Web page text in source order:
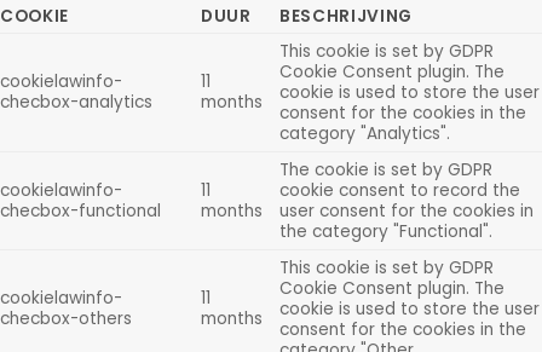
COOKIE DUUR BESCHRIJVING
cookielawinfo-
checbox-analytics
11
months
This cookie is set by GDPR
Cookie Consent plugin. The
cookie is used to store the user
consent for the cookies in the
category "Analytics".
cookielawinfo-
checbox-functional
11
months
The cookie is set by GDPR
cookie consent to record the
user consent for the cookies in
the category "Functional".
cookielawinfo-
checbox-others
11
months
This cookie is set by GDPR
Cookie Consent plugin. The
cookie is used to store the user
consent for the cookies in the